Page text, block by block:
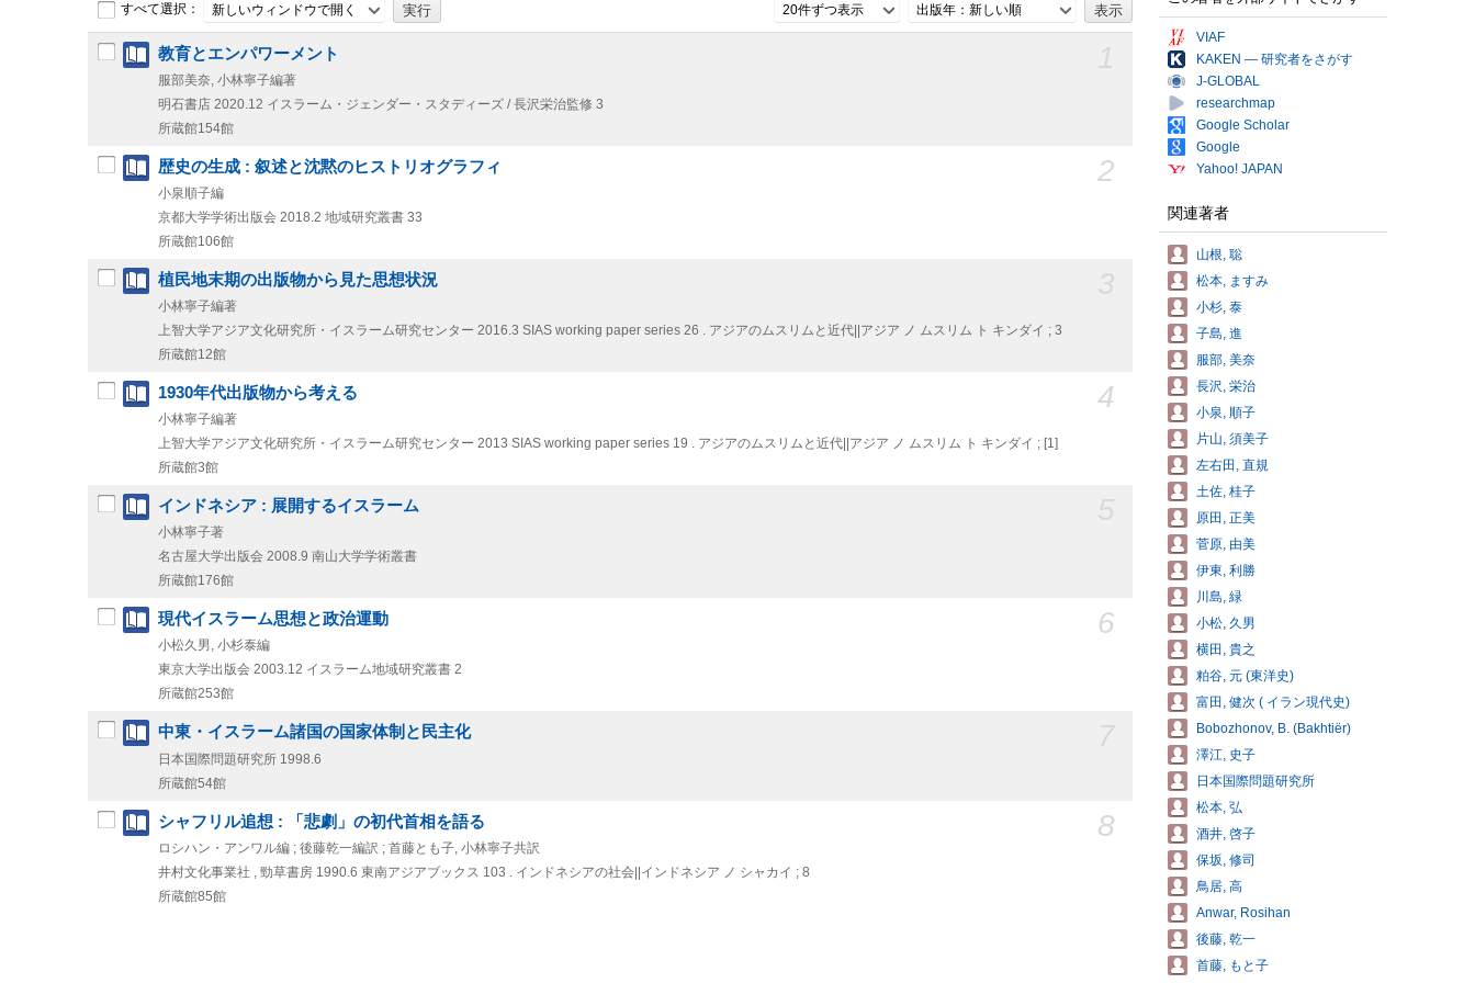
すべて選択： 新しいウィンドウで開く 20件ずつ表示 出版年：新しい順
教育とエンパワーメント
服部美奈, 小林寧子編著
明石書店 2020.12 イスラーム・ジェンダー・スタディーズ / 長沢栄治監修 3
所蔵館154館
2
歴史の生成 : 叙述と沈黙のヒストリオグラフィ
小泉順子編
京都大学学術出版会 2018.2 地域研究叢書 33
所蔵館106館
植民地末期の出版物から見た思想状況
小林寧子編著
上智大学アジア文化研究所・イスラーム研究センター 2016.3 SIAS working paper series 26 . アジアのムスリムと近代||アジア ノ ムスリム ト キンダイ ; 3
所蔵館12館
4
1930年代出版物から考える
小林寧子編著
上智大学アジア文化研究所・イスラーム研究センター 2013 SIAS working paper series 19 . アジアのムスリムと近代||アジア ノ ムスリム ト キンダイ ; [1]
所蔵館3館
インドネシア : 展開するイスラーム
小林寧子著
名古屋大学出版会 2008.9 南山大学学術叢書
所蔵館176館
6
現代イスラーム思想と政治運動
小松久男, 小杉泰編
東京大学出版会 2003.12 イスラーム地域研究叢書 2
所蔵館253館
中東・イスラーム諸国の国家体制と民主化
日本国際問題研究所 1998.6
所蔵館54館
8
シャフリル追想 : 「悲劇」の初代首相を語る
ロシハン・アンワル編 ; 後藤乾一編訳 ; 首藤とも子, 小林寧子共訳
井村文化事業社 , 勁草書房 1990.6 東南アジアブックス 103 . インドネシアの社会||インドネシア ノ シャカイ ; 8
所蔵館85館
VIAF
KAKEN — 研究者をさがす
J-GLOBAL
researchmap
Google Scholar
Google
Yahoo! JAPAN
関連著者
山根, 聡
松本, ますみ
小杉, 泰
子島, 進
服部, 美奈
長沢, 栄治
小泉, 順子
片山, 須美子
左右田, 直規
土佐, 桂子
原田, 正美
菅原, 由美
伊東, 利勝
川島, 緑
小松, 久男
横田, 貴之
粕谷, 元 (東洋史)
富田, 健次 ( イラン現代史)
Bobozhonov, B. (Bakhtiër)
澤江, 史子
日本国際問題研究所
松本, 弘
酒井, 啓子
保坂, 修司
鳥居, 高
Anwar, Rosihan
後藤, 乾一
首藤, もと子